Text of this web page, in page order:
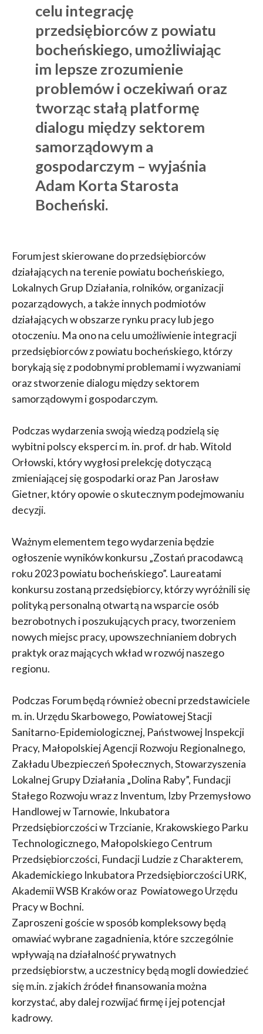
celu integrację
przedsiębiorców z powiatu
bocheńskiego, umożliwiając
im lepsze zrozumienie
problemów i oczekiwań oraz
tworząc stałą platformę
dialogu między sektorem
samorządowym a
gospodarczym – wyjaśnia
Adam Korta Starosta
Bocheński.
Forum jest skierowane do przedsiębiorców
działających na terenie powiatu bocheńskiego,
Lokalnych Grup Działania, rolników, organizacji
pozarządowych, a także innych podmiotów
działających w obszarze rynku pracy lub jego
otoczeniu. Ma ono na celu umożliwienie integracji
przedsiębiorców z powiatu bocheńskiego, którzy
borykają się z podobnymi problemami i wyzwaniami
oraz stworzenie dialogu między sektorem
samorządowym i gospodarczym.
Podczas wydarzenia swoją wiedzą podzielą się
wybitni polscy eksperci m. in. prof. dr hab. Witold
Orłowski, który wygłosi prelekcję dotyczącą
zmieniającej się gospodarki oraz Pan Jarosław
Gietner, który opowie o skutecznym podejmowaniu
decyzji.
Ważnym elementem tego wydarzenia będzie
ogłoszenie wyników konkursu „Zostań pracodawcą
roku 2023 powiatu bocheńskiego”. Laureatami
konkursu zostaną przedsiębiorcy, którzy wyróżnili się
polityką personalną otwartą na wsparcie osób
bezrobotnych i poszukujących pracy, tworzeniem
nowych miejsc pracy, upowszechnianiem dobrych
praktyk oraz mających wkład w rozwój naszego
regionu.
Podczas Forum będą również obecni przedstawiciele
m. in. Urzędu Skarbowego, Powiatowej Stacji
Sanitarno-Epidemiologicznej, Państwowej Inspekcji
Pracy, Małopolskiej Agencji Rozwoju Regionalnego,
Zakładu Ubezpieczeń Społecznych, Stowarzyszenia
Lokalnej Grupy Działania „Dolina Raby”, Fundacji
Stałego Rozwoju wraz z Inventum, Izby Przemysłowo
Handlowej w Tarnowie, Inkubatora
Przedsiębiorczości w Trzcianie, Krakowskiego Parku
Technologicznego, Małopolskiego Centrum
Przedsiębiorczości, Fundacji Ludzie z Charakterem,
Akademickiego Inkubatora Przedsiębiorczości URK,
Akademii WSB Kraków oraz Powiatowego Urzędu
Pracy w Bochni.
Zaproszeni goście w sposób kompleksowy będą
omawiać wybrane zagadnienia, które szczególnie
wpływają na działalność prywatnych
przedsiębiorstw, a uczestnicy będą mogli dowiedzieć
się m.in. z jakich źródeł finansowania można
korzystać, aby dalej rozwijać firmę i jej potencjał
kadrowy.